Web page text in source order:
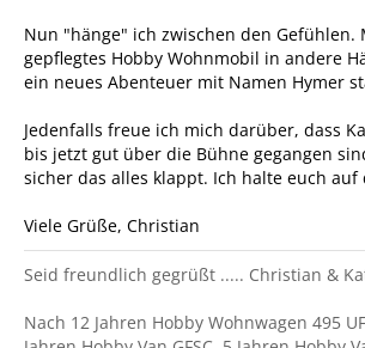
Nun "hänge" ich zwischen den Gefühlen.
gepflegtes Hobby Wohnmobil in andere
ein neues Abenteuer mit Namen Hymer
Jedenfalls freue ich mich darüber, dass
bis jetzt gut über die Bühne gegangen
sicher das alles klappt. Ich halte euch auf
Viele Grüße, Christian
Seid freundlich gegrüßt ..... Christian &
Nach 12 Jahren Hobby Wohnwagen 495